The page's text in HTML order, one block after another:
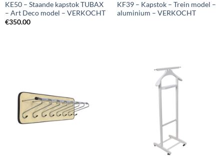
KE50 – Staande kapstok TUBAX
– Art Deco model – VERKOCHT
€350.00
KF39 – Kapstok – Trein model –
aluminium – VERKOCHT